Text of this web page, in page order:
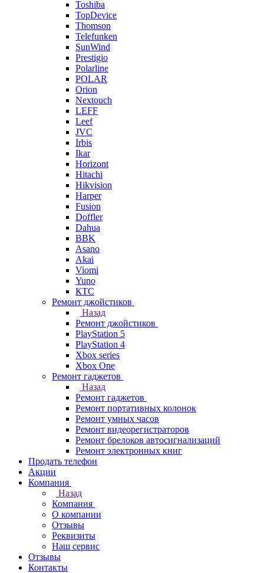
Toshiba
TopDevice
Thomson
Telefunken
SunWind
Prestigio
Polarline
POLAR
Orion
Nextouch
LEFF
Leef
JVC
Irbis
Ikar
Horizont
Hitachi
Hikvision
Harper
Fusion
Doffler
Dahua
BBK
Asano
Akai
Viomi
Yuno
КТС
Ремонт джойстиков
Назад
Ремонт джойстиков
PlayStation 5
PlayStation 4
Xbox series
Xbox One
Ремонт гаджетов
Назад
Ремонт гаджетов
Ремонт портативных колонок
Ремонт умных часов
Ремонт видеорегистраторов
Ремонт брелоков автосигнализаций
Ремонт электронных книг
Продать телефон
Акции
Компания
Назад
Компания
О компании
Отзывы
Реквизиты
Наш сервис
Отзывы
Контакты